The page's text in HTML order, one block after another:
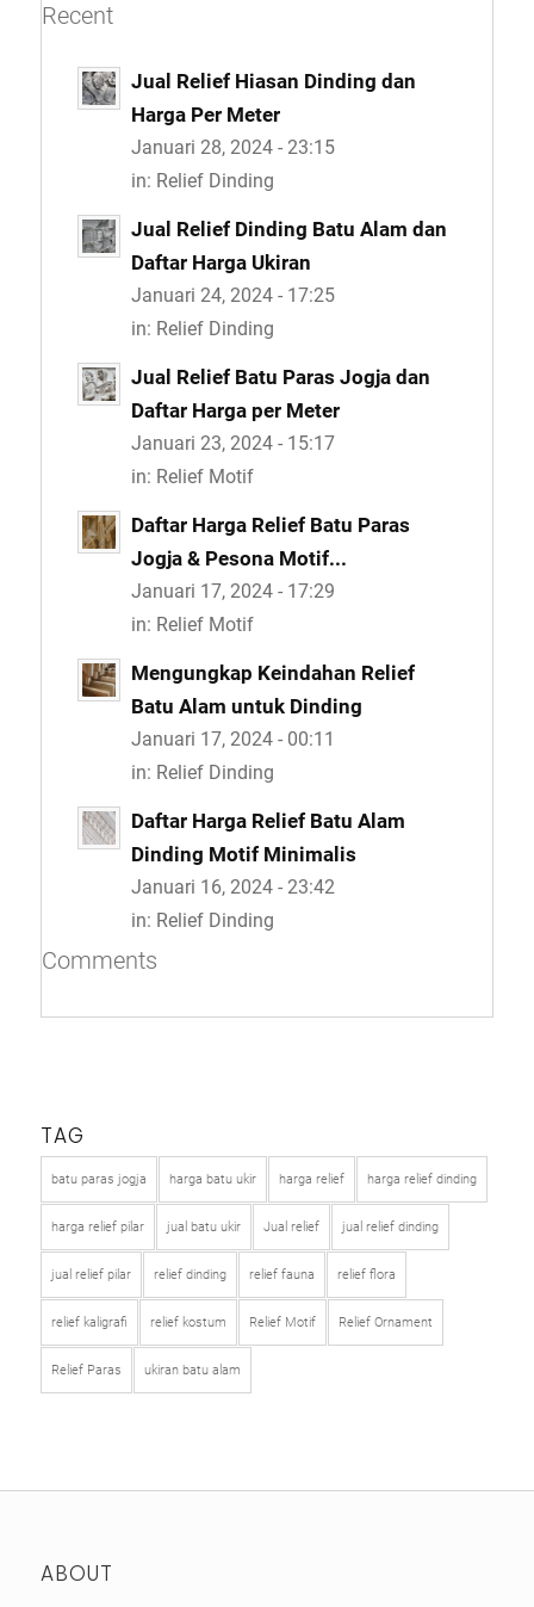
Recent
Jual Relief Hiasan Dinding dan
Harga Per Meter
Januari 28, 2024 - 23:15
in: Relief Dinding
Jual Relief Dinding Batu Alam dan
Daftar Harga Ukiran
Januari 24, 2024 - 17:25
in: Relief Dinding
Jual Relief Batu Paras Jogja dan
Daftar Harga per Meter
Januari 23, 2024 - 15:17
in: Relief Motif
Daftar Harga Relief Batu Paras
Jogja & Pesona Motif...
Januari 17, 2024 - 17:29
in: Relief Motif
Mengungkap Keindahan Relief
Batu Alam untuk Dinding
Januari 17, 2024 - 00:11
in: Relief Dinding
Daftar Harga Relief Batu Alam
Dinding Motif Minimalis
Januari 16, 2024 - 23:42
in: Relief Dinding
Comments
TAG
batu paras jogja harga batu ukir harga relief harga relief dinding
harga relief pilar jual batu ukir Jual relief jual relief dinding
jual relief pilar relief dinding relief fauna relief flora
relief kaligrafi relief kostum Relief Motif Relief Ornament
Relief Paras ukiran batu alam
ABOUT